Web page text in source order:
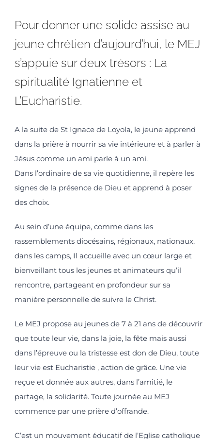
Pour donner une solide assise au
jeune chrétien d’aujourd’hui, le MEJ
s’appuie sur deux trésors : La
spiritualité Ignatienne et
L’Eucharistie.
A la suite de St Ignace de Loyola, le jeune apprend
dans la prière à nourrir sa vie intérieure et à parler à
Jésus comme un ami parle à un ami.
Dans l’ordinaire de sa vie quotidienne, il repère les
signes de la présence de Dieu et apprend à poser
des choix.
Au sein d’une équipe, comme dans les
rassemblements diocésains, régionaux, nationaux,
dans les camps, Il accueille avec un cœur large et
bienveillant tous les jeunes et animateurs qu’il
rencontre, partageant en profondeur sur sa
manière personnelle de suivre le Christ.
Le MEJ propose au jeunes de 7 à 21 ans de découvrir
que toute leur vie, dans la joie, la fête mais aussi
dans l’épreuve ou la tristesse est don de Dieu, toute
leur vie est Eucharistie , action de grâce. Une vie
reçue et donnée aux autres, dans l’amitié, le
partage, la solidarité. Toute journée au MEJ
commence par une prière d’offrande.
C’est un mouvement éducatif de l’Eglise catholique